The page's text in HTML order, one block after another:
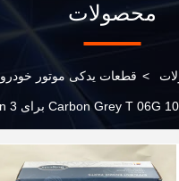
محصولات
> قطعات یدکی موتور خودرو